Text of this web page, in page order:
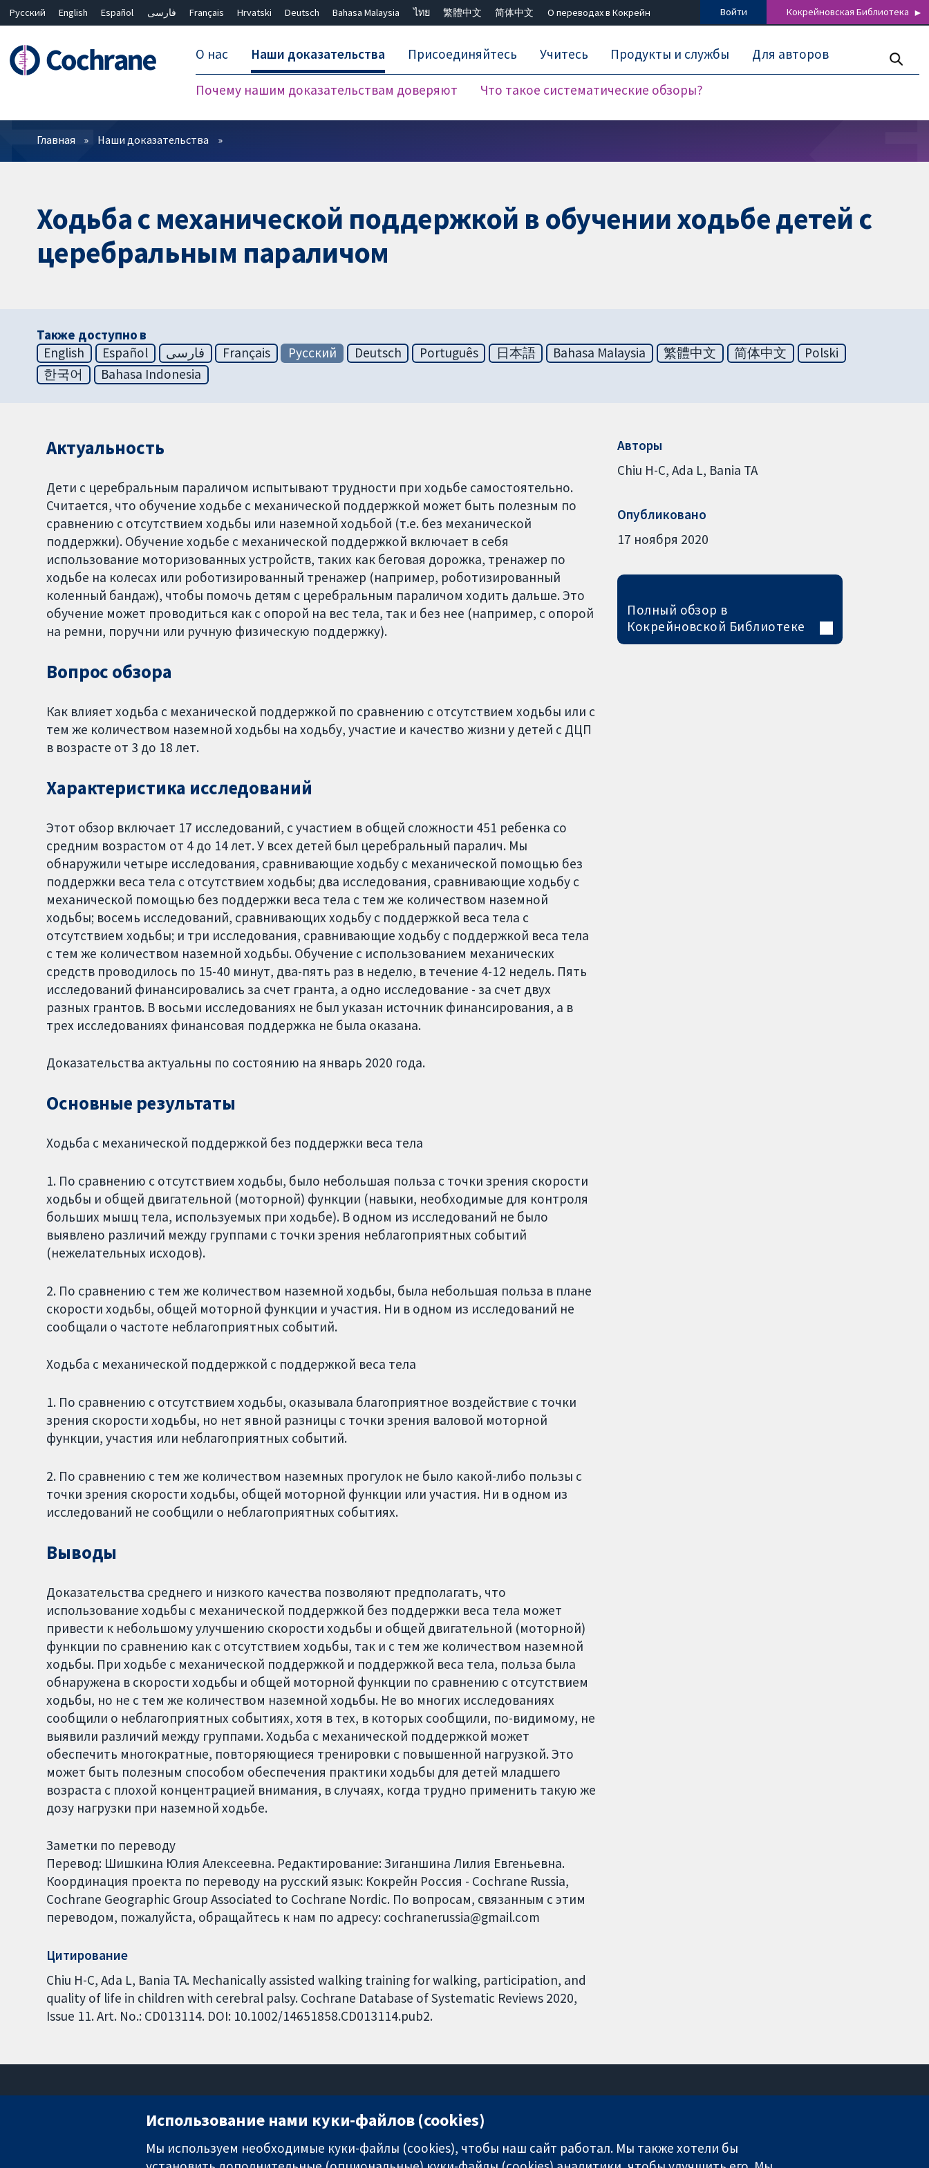
Русский English Español فارسی Français Hrvatski Deutsch Bahasa Malaysia ไทย 繁體中文 简体中文 О переводах в Кокрейн Войти Кокрейновская Библиотека
О нас Наши доказательства
Почему нашим доказательствам доверяют Что такое систематические обзоры?
Присоединяйтесь Учитесь Продукты и службы Для авторов
Фильтры
Главная Наши доказательства
Ходьба с механической поддержкой в обучении ходьбе детей с
церебральным параличом
Также доступно в
English
Español فارسی Français Русский Deutsch Português 日本語 Bahasa Malaysia 繁體中文 简体中文
Polski
한국어
Bahasa Indonesia
Актуальность
Дети с церебральным параличом испытывают трудности при ходьбе самостоятельно.
Считается, что обучение ходьбе с механической поддержкой может быть полезным по
сравнению с отсутствием ходьбы или наземной ходьбой (т.е. без механической
поддержки). Обучение ходьбе с механической поддержкой включает в себя
использование моторизованных устройств, таких как беговая дорожка, тренажер по
ходьбе на колесах или роботизированный тренажер (например, роботизированный
коленный бандаж), чтобы помочь детям с церебральным параличом ходить дальше. Это
обучение может проводиться как с опорой на вес тела, так и без нее (например, с опорой
на ремни, поручни или ручную физическую поддержку).
Вопрос обзора
Как влияет ходьба с механической поддержкой по сравнению с отсутствием ходьбы или с
тем же количеством наземной ходьбы на ходьбу, участие и качество жизни у детей с ДЦП
в возрасте от 3 до 18 лет.
Характеристика исследований
Этот обзор включает 17 исследований, с участием в общей сложности 451 ребенка со
средним возрастом от 4 до 14 лет. У всех детей был церебральный паралич. Мы
обнаружили четыре исследования, сравнивающие ходьбу с механической помощью без
поддержки веса тела с отсутствием ходьбы; два исследования, сравнивающие ходьбу с
механической помощью без поддержки веса тела с тем же количеством наземной
ходьбы; восемь исследований, сравнивающих ходьбу с поддержкой веса тела с
отсутствием ходьбы; и три исследования, сравнивающие ходьбу с поддержкой веса тела
с тем же количеством наземной ходьбы. Обучение с использованием механических
средств проводилось по 15-40 минут, два-пять раз в неделю, в течение 4-12 недель. Пять
исследований финансировались за счет гранта, а одно исследование - за счет двух
разных грантов. В восьми исследованиях не был указан источник финансирования, а в
трех исследованиях финансовая поддержка не была оказана.
Доказательства актуальны по состоянию на январь 2020 года.
Основные результаты
Ходьба с механической поддержкой без поддержки веса тела
1. По сравнению с отсутствием ходьбы, было небольшая польза с точки зрения скорости
ходьбы и общей двигательной (моторной) функции (навыки, необходимые для контроля
больших мышц тела, используемых при ходьбе). В одном из исследований не было
выявлено различий между группами с точки зрения неблагоприятных событий
(нежелательных исходов).
2. По сравнению с тем же количеством наземной ходьбы, была небольшая польза в плане
скорости ходьбы, общей моторной функции и участия. Ни в одном из исследований не
сообщали о частоте неблагоприятных событий.
Ходьба с механической поддержкой с поддержкой веса тела
1. По сравнению с отсутствием ходьбы, оказывала благоприятное воздействие с точки
зрения скорости ходьбы, но нет явной разницы с точки зрения валовой моторной
функции, участия или неблагоприятных событий.
2. По сравнению с тем же количеством наземных прогулок не было какой-либо пользы с
точки зрения скорости ходьбы, общей моторной функции или участия. Ни в одном из
исследований не сообщили о неблагоприятных событиях.
Выводы
Доказательства среднего и низкого качества позволяют предполагать, что
использование ходьбы с механической поддержкой без поддержки веса тела может
привести к небольшому улучшению скорости ходьбы и общей двигательной (моторной)
функции по сравнению как с отсутствием ходьбы, так и с тем же количеством наземной
ходьбы. При ходьбе с механической поддержкой и поддержкой веса тела, польза была
обнаружена в скорости ходьбы и общей моторной функции по сравнению с отсутствием
ходьбы, но не с тем же количеством наземной ходьбы. Не во многих исследованиях
сообщили о неблагоприятных событиях, хотя в тех, в которых сообщили, по-видимому, не
выявили различий между группами. Ходьба с механической поддержкой может
обеспечить многократные, повторяющиеся тренировки c повышенной нагрузкой. Это
может быть полезным способом обеспечения практики ходьбы для детей младшего
возраста с плохой концентрацией внимания, в случаях, когда трудно применить такую же
дозу нагрузки при наземной ходьбе.
Заметки по переводу
Перевод: Шишкина Юлия Алексеевна. Редактирование: Зиганшина Лилия Евгеньевна.
Координация проекта по переводу на русский язык: Кокрейн Россия - Cochrane Russia,
Cochrane Geographic Group Associated to Cochrane Nordic. По вопросам, связанным с этим
переводом, пожалуйста, обращайтесь к нам по адресу: cochranerussia@gmail.com
Цитирование
Chiu H-C, Ada L, Bania TA. Mechanically assisted walking training for walking, participation, and
quality of life in children with cerebral palsy. Cochrane Database of Systematic Reviews 2020,
Issue 11. Art. No.: CD013114. DOI: 10.1002/14651858.CD013114.pub2.
Авторы
Chiu H-C Ada L Bania TA
Опубликовано
17 ноября 2020
Полный обзор в
Кокрейновской Библиотеке
11-13 Cavendish Square
W1G 0AN
Пресс-служба
Использование нами куки-файлов (cookies)
Мы используем необходимые куки-файлы (cookies), чтобы наш сайт работал. Мы также хотели бы